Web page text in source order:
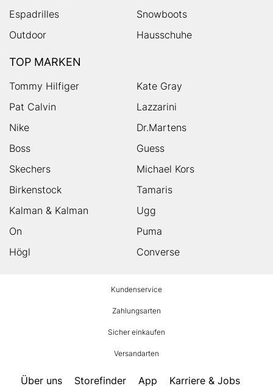
Espadrilles
Snowboots
Outdoor
Hausschuhe
TOP MARKEN
Tommy Hilfiger
Kate Gray
Pat Calvin
Lazzarini
Nike
Dr.Martens
Boss
Guess
Skechers
Michael Kors
Birkenstock
Tamaris
Kalman & Kalman
Ugg
On
Puma
Högl
Converse
Kundenservice
Zahlungsarten
Sicher einkaufen
Versandarten
Über uns Storefinder App Karriere & Jobs